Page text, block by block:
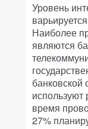
Уровень
Наиболее
являются
время
27%